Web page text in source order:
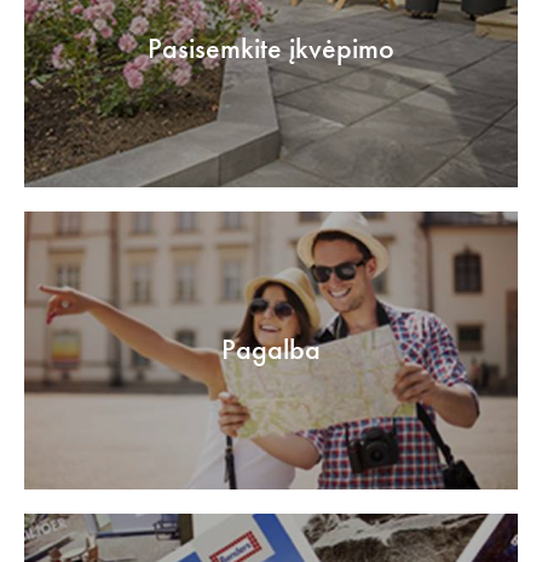
Pasisemkite įkvėpimo
Pagalba